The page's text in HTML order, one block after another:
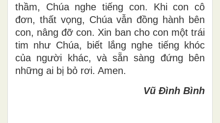
thầm, Chúa nghe tiếng con. Khi con cô
đơn, thất vọng, Chúa vẫn đồng hành bên
con, nâng đỡ con. Xin ban cho con một trái
tim như Chúa, biết lắng nghe tiếng khóc
của người khác, và sẵn sàng đứng bên
những ai bị bỏ rơi. Amen.
Vũ Đình Bình